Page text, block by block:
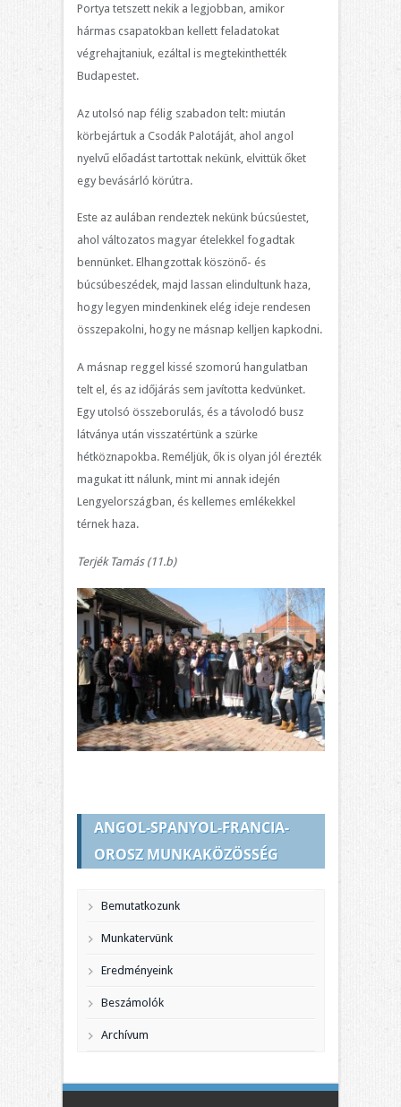
Portya tetszett nekik a legjobban, amikor
hármas csapatokban kellett feladatokat
végrehajtaniuk, ezáltal is megtekinthették
Budapestet.
Az utolsó nap félig szabadon telt: miután
körbejártuk a Csodák Palotáját, ahol angol
nyelvű előadást tartottak nekünk, elvittük őket
egy bevásárló körútra.
Este az aulában rendeztek nekünk búcsúestet,
ahol változatos magyar ételekkel fogadtak
bennünket. Elhangzottak köszönő- és
búcsúbeszédek, majd lassan elindultunk haza,
hogy legyen mindenkinek elég ideje rendesen
összepakolni, hogy ne másnap kelljen kapkodni.
A másnap reggel kissé szomorú hangulatban
telt el, és az időjárás sem javította kedvünket.
Egy utolsó összeborulás, és a távolodó busz
látványa után visszatértünk a szürke
hétköznapokba. Reméljük, ők is olyan jól érezték
magukat itt nálunk, mint mi annak idején
Lengyelországban, és kellemes emlékekkel
térnek haza.
Terjék Tamás (11.b)
ANGOL-SPANYOL-FRANCIA-
OROSZ MUNKAKÖZÖSSÉG
Bemutatkozunk
Munkatervünk
Eredményeink
Beszámolók
Archívum